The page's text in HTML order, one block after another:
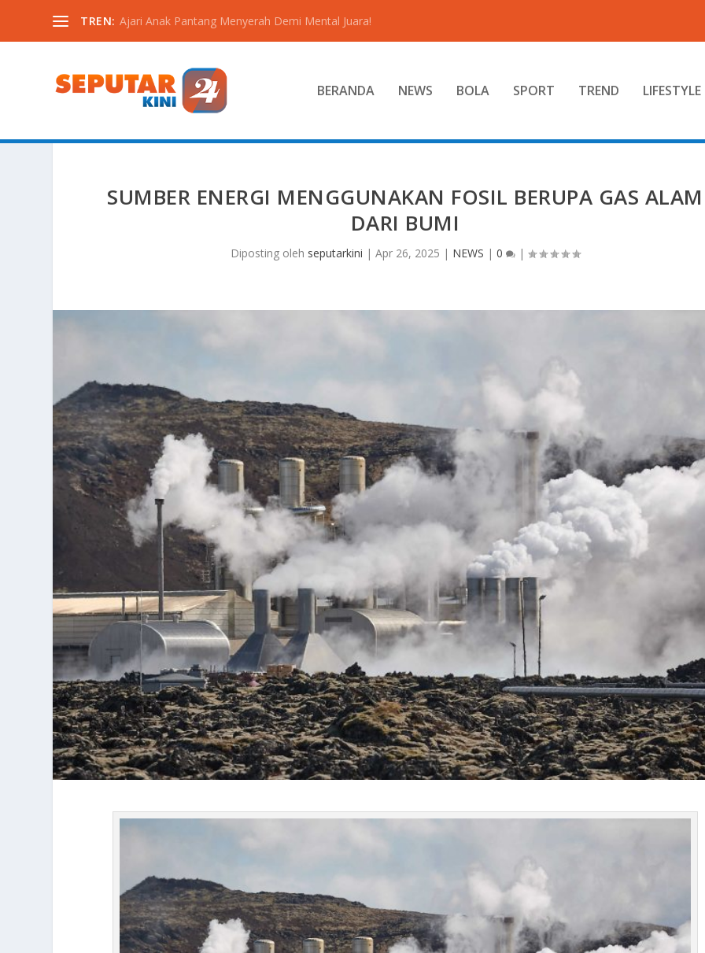
TREN: Ajari Anak Pantang Menyerah Demi Mental Juara!
BERANDA NEWS BOLA SPORT TREND LIFESTYLE
SUMBER ENERGI MENGGUNAKAN FOSIL BERUPA GAS ALAM
DARI BUMI
Diposting oleh seputarkini | Apr 26, 2025 | NEWS | 0 |